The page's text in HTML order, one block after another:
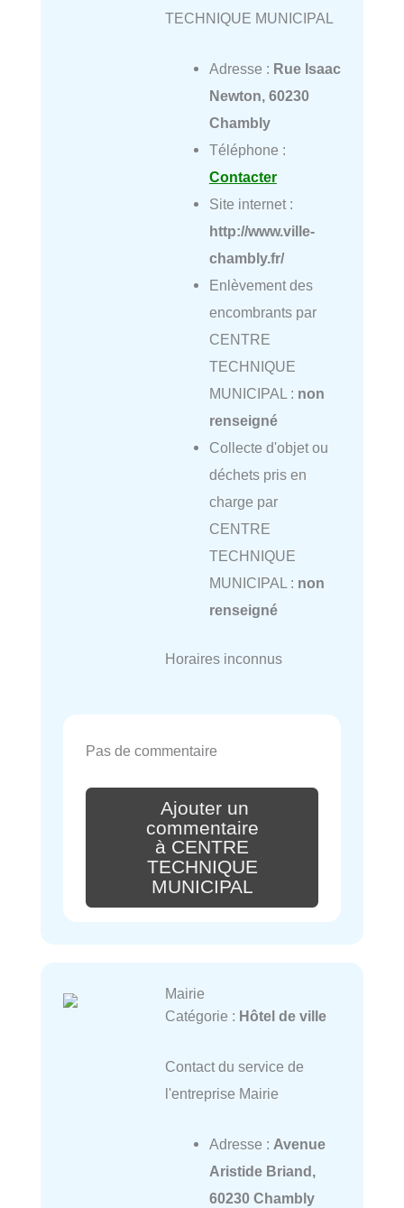
TECHNIQUE MUNICIPAL
Adresse : Rue Isaac
Newton, 60230
Chambly
Téléphone :
Contacter
Site internet :
http://www.ville-
chambly.fr/
Enlèvement des
encombrants par
CENTRE
TECHNIQUE
MUNICIPAL : non
renseigné
Collecte d'objet ou
déchets pris en
charge par
CENTRE
TECHNIQUE
MUNICIPAL : non
renseigné
Horaires inconnus
Pas de commentaire
Ajouter un
commentaire
à CENTRE
TECHNIQUE
MUNICIPAL
Mairie
Catégorie : Hôtel de ville
Contact du service de
l'entreprise Mairie
Adresse : Avenue
Aristide Briand,
60230 Chambly